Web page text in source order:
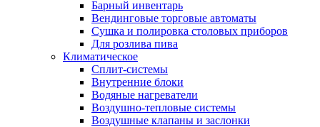
Барный инвентарь
Вендинговые торговые автоматы
Сушка и полировка столовых приборов
Для розлива пива
Климатическое
Сплит-системы
Внутренние блоки
Водяные нагреватели
Воздушно-тепловые системы
Воздушные клапаны и заслонки